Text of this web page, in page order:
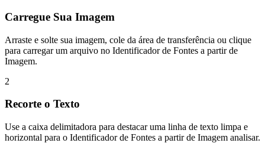
Carregue Sua Imagem
Arraste e solte sua imagem, cole da área de transferência ou clique
para carregar um arquivo no Identificador de Fontes a partir de
Imagem.
2
Recorte o Texto
Use a caixa delimitadora para destacar uma linha de texto limpa e
horizontal para o Identificador de Fontes a partir de Imagem analisar.